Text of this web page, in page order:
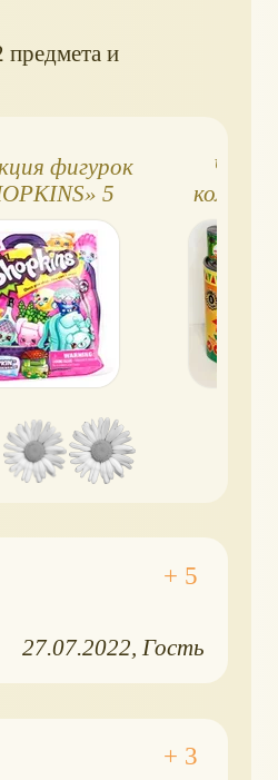
предмета и
фигурок
5
в России
Что
Veg
27.07.2022 Гость